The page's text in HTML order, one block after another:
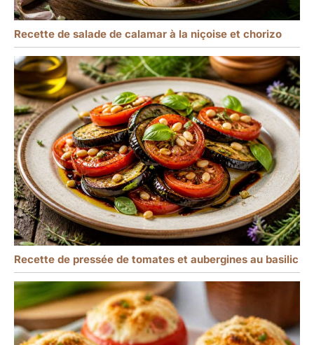
Recette de salade de calamar à la niçoise et chorizo
Recette de pressée de tomates et aubergines au basilic